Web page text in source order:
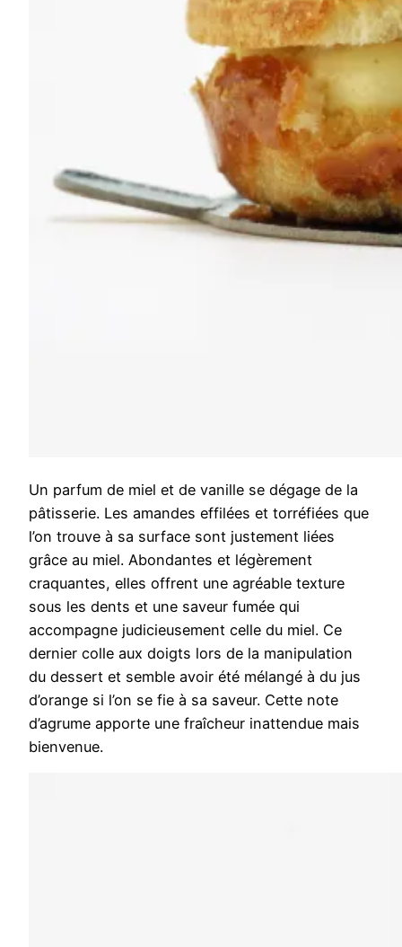
Un parfum de miel et de vanille se dégage de la
pâtisserie. Les amandes effilées et torréfiées que
l’on trouve à sa surface sont justement liées
grâce au miel. Abondantes et légèrement
craquantes, elles offrent une agréable texture
sous les dents et une saveur fumée qui
accompagne judicieusement celle du miel. Ce
dernier colle aux doigts lors de la manipulation
du dessert et semble avoir été mélangé à du jus
d’orange si l’on se fie à sa saveur. Cette note
d’agrume apporte une fraîcheur inattendue mais
bienvenue.